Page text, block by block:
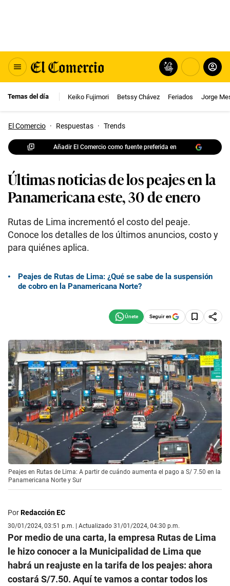
Temas del día Keiko Fujimori Betssy Chávez Feriados Jorge
El Comercio · Respuestas · Trends
Añadir El Comercio como fuente preferida en
Últimas noticias de los peajes en la
Panamericana este, 30 de enero
Rutas de Lima incrementó el costo del peaje.
Conoce los detalles de los últimos anuncios, costo y
para quiénes aplica.
Peajes de Rutas de Lima: ¿Qué se sabe de la suspensión
de cobro en la Panamericana Norte?
Seguir en
Peajes en Rutas de Lima: A partir de cuándo aumenta el pago a S/ 7.50 en la
Panamericana Norte y Sur
PorRedacción EC
30/01/2024, 03:51 p.m. | Actualizado 31/01/2024, 04:30 p.m.
Por medio de una carta, la empresa Rutas de Lima
le hizo conocer a la Municipalidad de Lima que
habrá un reajuste en la tarifa de los peajes: ahora
costará S/7.50. Aquí te vamos a contar todos los